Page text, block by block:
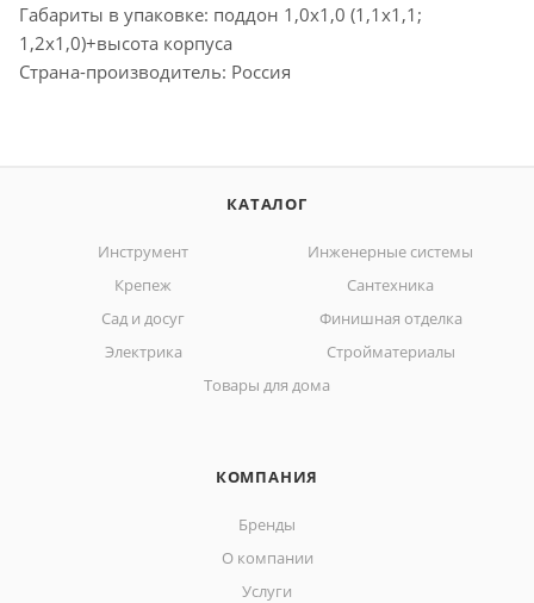
Габариты в упаковке: поддон 1,0х1,0 (1,1х1,1;
1,2х1,0)+высота корпуса
Страна-производитель: Россия
КАТАЛОГ
Инструмент
Инженерные системы
Крепеж
Сантехника
Сад и досуг
Финишная отделка
Электрика
Стройматериалы
Товары для дома
КОМПАНИЯ
Бренды
О компании
Услуги